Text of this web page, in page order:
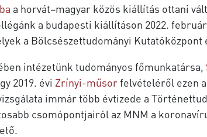
a horvát–magyar közös kiállítás ottani
a budapesti kiállításon 2022.
a Bölcsészettudományi
intézetünk tudományos főmunkatársa,
2019. évi Zrínyi-műsorfelvételéről ezen
immár több évtizede a
csomópontjairól az MNM a